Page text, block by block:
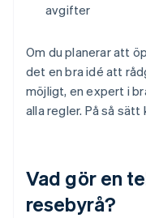
avgifter
Om du planerar att
det en bra idé att
möjligt, en expert i
alla regler. På så
Vad gör en
resebyrå?